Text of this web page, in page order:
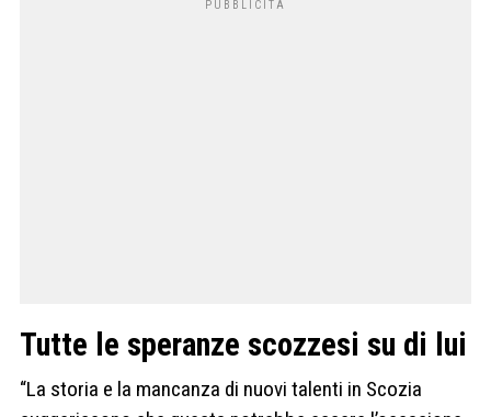
Tutte le speranze scozzesi su di lui
“La storia e la mancanza di nuovi talenti in Scozia